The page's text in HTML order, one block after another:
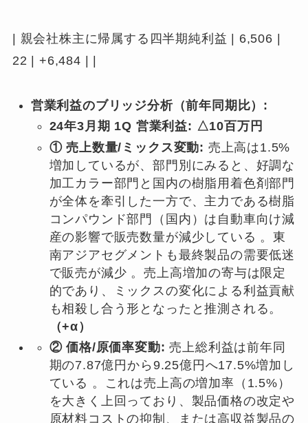
| 親会社株主に帰属する四半期純利益 | 6,506 |
22 | +6,484 | |
営業利益のブリッジ分析（前年同期比）:
24年3月期 1Q 営業利益: △10百万円
① 売上数量/ミックス変動: 売上高は1.5%
増加しているが、部門別にみると、好調な
加工カラー部門と国内の樹脂用着色剤部門
が全体を牽引した一方で、主力である樹脂
コンパウンド部門（国内）は自動車向け減
産の影響で販売数量が減少している 。東
南アジアセグメントも最終製品の需要低迷
で販売が減少 。売上高増加の寄与は限定
的であり、ミックスの変化による利益貢献
も相殺し合う形となったと推測される。
（+α）
② 価格/原価率変動: 売上総利益は前年同
期の7.87億円から9.25億円へ17.5%増加し
ている 。これは売上高の増加率（1.5%）
を大きく上回っており、製品価格の改定や
原材料コストの抑制、または高収益製品の